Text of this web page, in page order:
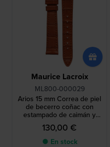
Maurice Lacroix
ML800-000029
Arios 15 mm Correa de piel
de becerro coñac con
estampado de caimán y
logo dorado sin hebilla
130,00 €
● En stock